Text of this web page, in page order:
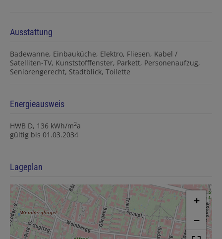
Ausstattung
Badewanne Einbauküche Elektro Fliesen Kabel /
Satelliten-TV Kunststofffenster Parkett Personenaufzug
Seniorengerecht Stadtblick Toilette
Energieausweis
HWB D, 136 kWh/m2a
gültig bis 01.03.2034
Lageplan
+
−